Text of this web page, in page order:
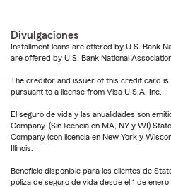
Divulgaciones
Installment loans are offered by U.S. Bank
are offered by U.S. Bank National
The creditor and issuer of this credit card is
pursuant to a license from Visa U.S.A. Inc.
El seguro de vida y las anualidades son
Company. (Sin licencia en MA, NY y WI)
Company (con licencia en New York y
Illinois.
Beneficio disponible para los clientes de
póliza de seguro de vida desde el 1 de